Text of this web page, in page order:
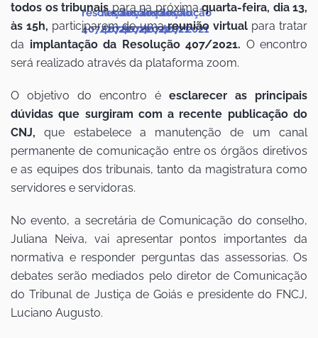
todos os tribunaispara na próximaquarta-feira, dia 13,
às 15h, participarem de umareunião virtualpara tratar
da implantação da Resolução 407/2021. O encontro
será realizado através da plataforma zoom.
O objetivo do encontro é esclarecer as principais
dúvidas que surgiram com a recente publicação do
CNJ, que estabelece a manutenção de um canal
permanente de comunicação entre os órgãos diretivos
e as equipes dos tribunais, tanto da magistratura como
servidores e servidoras.
No evento, a secretária de Comunicação do conselho,
Juliana Neiva, vai apresentar pontos importantes da
normativa e responder perguntas das assessorias. Os
debates serão mediados pelo diretor de Comunicação
do Tribunal de Justiça de Goiás e presidente do FNCJ,
Luciano Augusto.